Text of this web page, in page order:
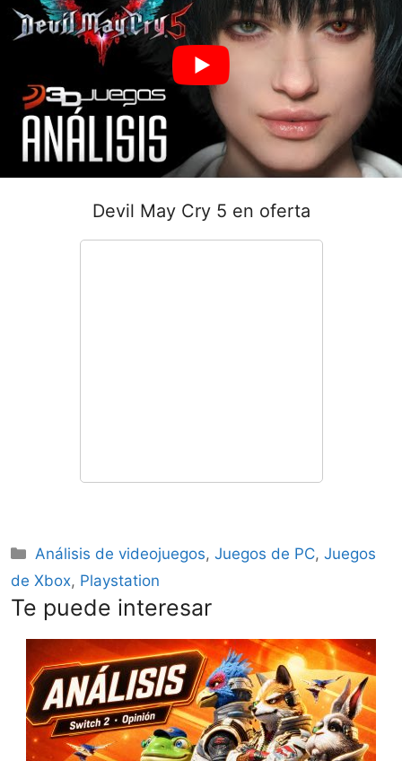
Devil May Cry 5 en oferta
Categorías
Análisis de videojuegos,Juegos de PC,Juegos
de Xbox, Playstation
Te puede interesar